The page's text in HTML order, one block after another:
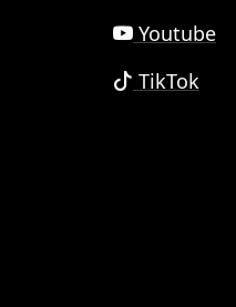
Youtube
TikTok